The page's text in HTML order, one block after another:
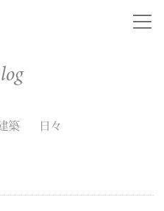
築 日々